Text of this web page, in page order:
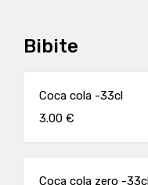
Bibite
Coca cola -33cl
3.00 €
Coca cola zero -